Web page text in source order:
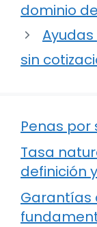
dominio
sin
Penas
Tasa
definición
Garantías